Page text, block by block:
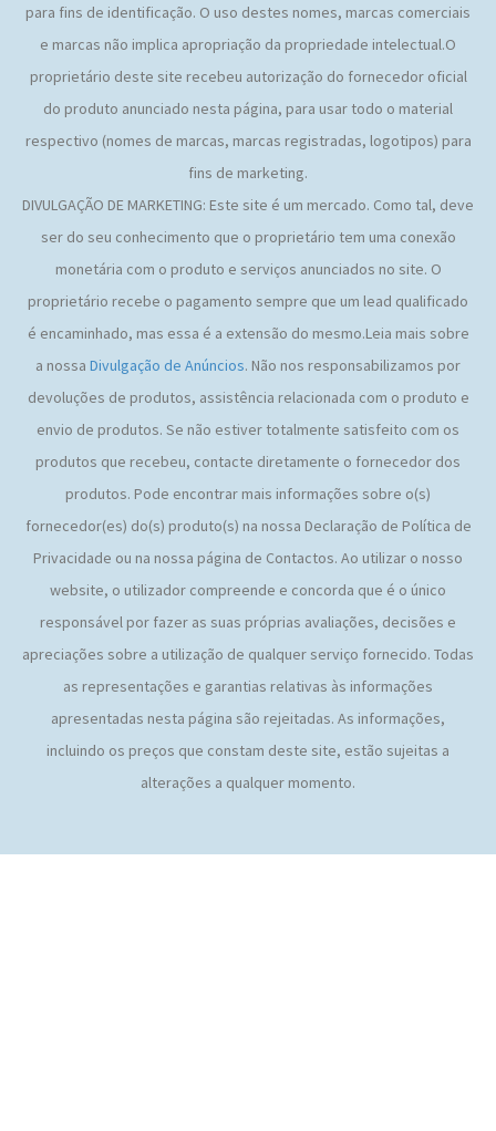
para fins de identificação. O uso destes nomes, marcas comerciais
e marcas não implica apropriação da propriedade intelectual.O
proprietário deste site recebeu autorização do fornecedor oficial
do produto anunciado nesta página, para usar todo o material
respectivo (nomes de marcas, marcas registradas, logotipos) para
fins de marketing.
DIVULGAÇÃO DE MARKETING: Este site é um mercado. Como tal, deve
ser do seu conhecimento que o proprietário tem uma conexão
monetária com o produto e serviços anunciados no site. O
proprietário recebe o pagamento sempre que um lead qualificado
é encaminhado, mas essa é a extensão do mesmo.Leia mais sobre
a nossa Divulgação de Anúncios. Não nos responsabilizamos por
devoluções de produtos, assistência relacionada com o produto e
envio de produtos. Se não estiver totalmente satisfeito com os
produtos que recebeu, contacte diretamente o fornecedor dos
produtos. Pode encontrar mais informações sobre o(s)
fornecedor(es) do(s) produto(s) na nossa Declaração de Política de
Privacidade ou na nossa página de Contactos. Ao utilizar o nosso
website, o utilizador compreende e concorda que é o único
responsável por fazer as suas próprias avaliações, decisões e
apreciações sobre a utilização de qualquer serviço fornecido. Todas
as representações e garantias relativas às informações
apresentadas nesta página são rejeitadas. As informações,
incluindo os preços que constam deste site, estão sujeitas a
alterações a qualquer momento.